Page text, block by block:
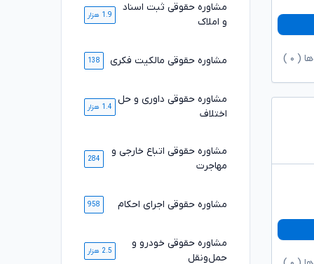
( ۰
مشاوره حقوقی ثبت اسناد
و املاک
1.9 هزار
مشاوره حقوقی مالکیت فکری 138
مشاوره حقوقی داوری و حل
اختلاف
1.4 هزار
مشاوره حقوقی اتباع خارجی و
مهاجرت
284
مشاوره حقوقی اجرای احکام 958
مشاوره حقوقی خودرو و
حمل‌ونقل
2.5 هزار